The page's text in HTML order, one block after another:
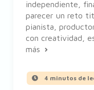
independiente,
parecer un reto
pianista,
con creatividad,
más
4 minutos de